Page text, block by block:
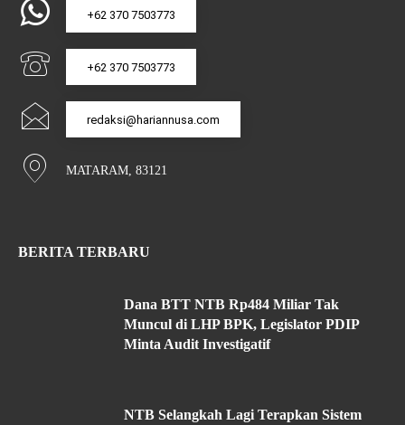
+62 370 7503773
+62 370 7503773
redaksi@hariannusa.com
MATARAM, 83121
BERITA TERBARU
Dana BTT NTB Rp484 Miliar Tak
Muncul di LHP BPK, Legislator PDIP
Minta Audit Investigatif
NTB Selangkah Lagi Terapkan Sistem